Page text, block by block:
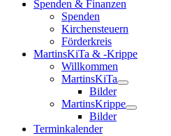
Spenden & Finanzen
Spenden
Kirchensteuern
Förderkreis
MartinsKiTa & -Krippe
Willkommen
MartinsKiTa
Bilder
MartinsKrippe
Bilder
Terminkalender